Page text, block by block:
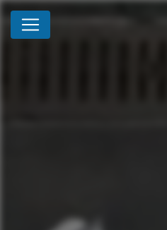
Panneau de gestion des cookies